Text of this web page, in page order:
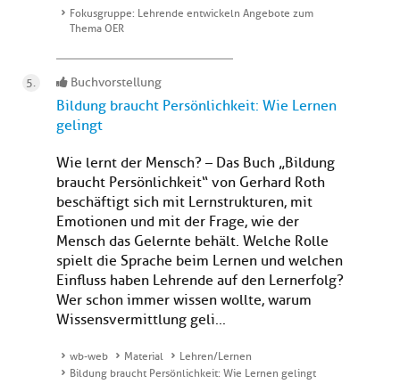
Fokusgruppe: Lehrende entwickeln Angebote zum
Thema OER
Buchvorstellung
Bildung braucht Persönlichkeit: Wie Lernen
gelingt
Wie lernt der Mensch? – Das Buch „Bildung
braucht Persönlichkeit“ von Gerhard Roth
beschäftigt sich mit Lernstrukturen, mit
Emotionen und mit der Frage, wie der
Mensch das Gelernte behält. Welche Rolle
spielt die Sprache beim Lernen und welchen
Einfluss haben Lehrende auf den Lernerfolg?
Wer schon immer wissen wollte, warum
Wissensvermittlung geli...
wb-web Material
Lehren/Lernen
Bildung braucht Persönlichkeit: Wie Lernen gelingt